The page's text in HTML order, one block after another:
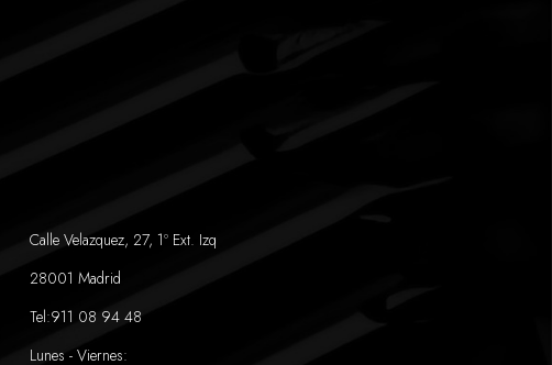
Calle Velazquez, 27, 1º Ext. Izq
28001 Madrid
Tel:911 08 94 48
Lunes - Viernes: